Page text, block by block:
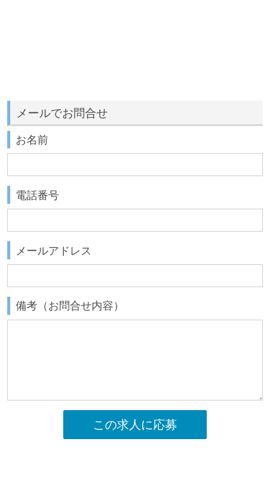
メールでお問合せ
お名前
電話番号
メールアドレス
備考（お問合せ内容）
この求人に応募